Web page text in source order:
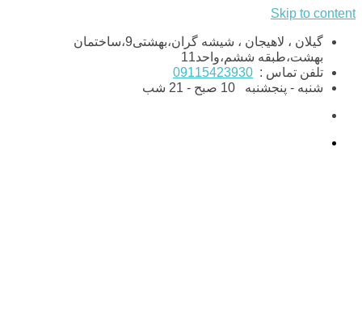
Skip to content
گیلان ، لاهیجان ، شیشه گران،بهشتی9،ساختمان
بهشت،طبقه ششم،واحد11
تلفن تماس : 09115423930
شنبه - پنجشنبه